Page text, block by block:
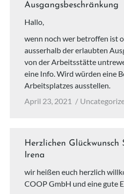
Ausgangsbeschränkung
Hallo,
wenn noch wer betroffen ist
ausserhalb der erlaubten
von der Arbeitsstätte
eine Info. Wird würden eine
Arbeitsplatzes ausstellen.
April 23, 2021
Herzlichen Glückwunsch
Irena
wir heißen euch herzlich
COOP GmbH und eine gute